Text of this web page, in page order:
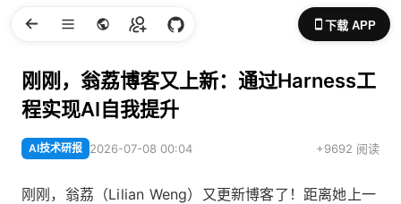
下载 APP
刚刚，翁荔博客又上新：通过Harness工
程实现AI自我提升
AI技术研报 2026-07-08 00:04 +9692 阅读
刚刚，翁荔（Lilian Weng）又更新博客了！距离她上一